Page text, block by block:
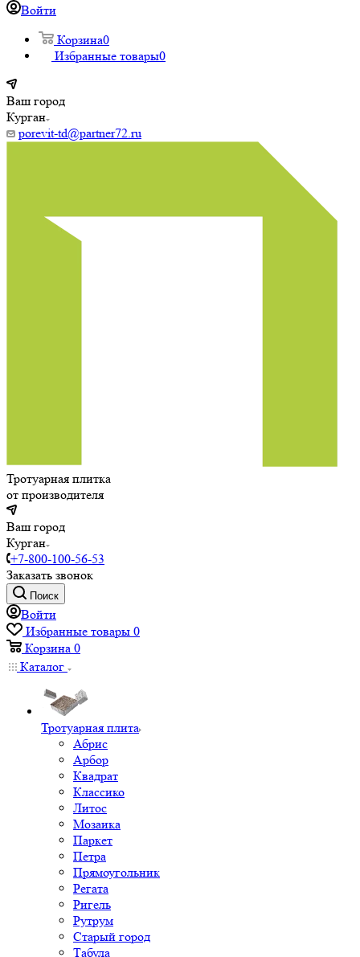
Войти
Корзина0
Избранные товары0
Ваш город
Курган
porevit-td@partner72.ru
Тротуарная плитка
от производителя
Ваш город
Курган
+7-800-100-56-53
Заказать звонок
Поиск
Войти
Избранные товары 0
Корзина 0
Каталог
Тротуарная плита
Абрис
Арбор
Квадрат
Классико
Литос
Мозаика
Паркет
Петра
Прямоугольник
Регата
Ригель
Рутрум
Старый город
Табула